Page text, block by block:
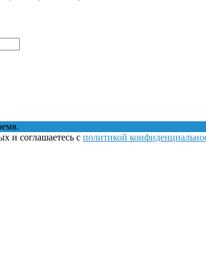
и соглашаетесь с политикой